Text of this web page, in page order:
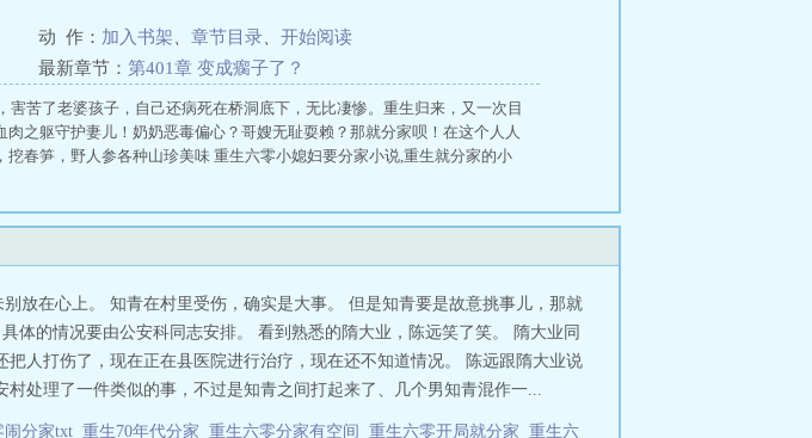
动 作： 加入书架 章节目录
开始阅读
最新章节： 第401章 变成瘸子了？
苦了老婆孩子，自己还病死在桥洞底下，无比凄惨。重生归来，又一次目
之躯守护妻儿！奶奶恶毒偏心？哥嫂无耻耍赖？那就分家呗！在这个人人
春笋，野人参各种山珍美味 重生六零小媳妇要分家小说,重生就分家的小
放在心上。 知青在村里受伤，确实是大事。 但是知青要是故意挑事儿，那就
体的情况要由公安科同志安排。 看到熟悉的隋大业，陈远笑了笑。 隋大业同
人打伤了，现在正在县医院进行治疗，现在还不知道情况。 陈远跟隋大业说
处理了一件类似的事，不过是知青之间打起来了、几个男知青混作一...
闹分家txt 重生70年代分家 重生六零分家有空间 重生六零开局就分家 重生六